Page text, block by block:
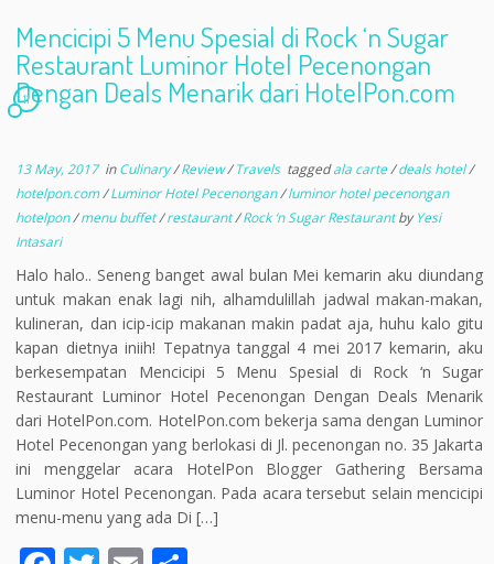
Mencicipi 5 Menu Spesial di Rock ‘n Sugar
Restaurant Luminor Hotel Pecenongan
Dengan Deals Menarik dari HotelPon.com
11
13 May, 2017inCulinary/Review/Travels taggedala carte/deals hotel/
hotelpon.com/Luminor Hotel Pecenongan/luminor hotel pecenongan
hotelpon/menu buffet/restaurant/Rock ‘n Sugar RestaurantbyYesi
Intasari
Halo halo.. Seneng banget awal bulan Mei kemarin aku diundang
untuk makan enak lagi nih, alhamdulillah jadwal makan-makan,
kulineran, dan icip-icip makanan makin padat aja, huhu kalo gitu
kapan dietnya iniih! Tepatnya tanggal 4 mei 2017 kemarin, aku
berkesempatan Mencicipi 5 Menu Spesial di Rock ‘n Sugar
Restaurant Luminor Hotel Pecenongan Dengan Deals Menarik
dari HotelPon.com. HotelPon.com bekerja sama dengan Luminor
Hotel Pecenongan yang berlokasi di Jl. pecenongan no. 35 Jakarta
ini menggelar acara HotelPon Blogger Gathering Bersama
Luminor Hotel Pecenongan. Pada acara tersebut selain mencicipi
menu-menu yang ada Di […]